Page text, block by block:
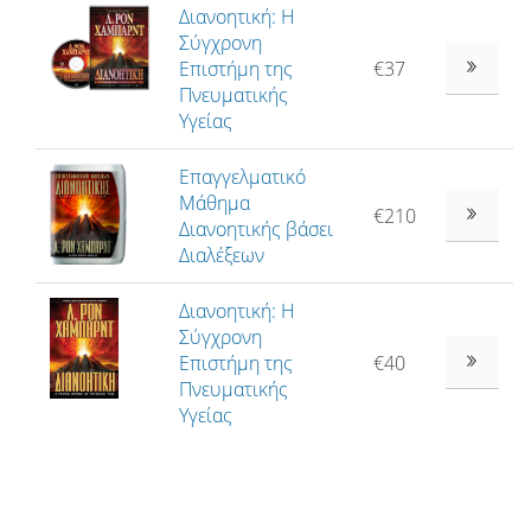
Διανοητική: Η
Σύγχρονη
Επιστήμη της
Πνευματικής
Υγείας
€37
Επαγγελματικό
Μάθημα
Διανοητικής βάσει
Διαλέξεων
€210
Διανοητική: Η
Σύγχρονη
Επιστήμη της
Πνευματικής
Υγείας
€40